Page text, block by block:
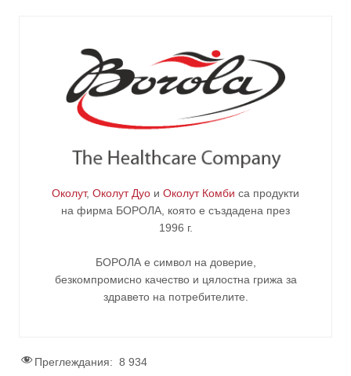
Околут, Околут Дуо и Околут Комби са продукти
на фирма БОРОЛА , която е създадена през
1996 г.
БОРОЛА е символ на доверие,
безкомпромисно качество и цялостна грижа за
здравето на потребителите
Преглеждания: 8 934